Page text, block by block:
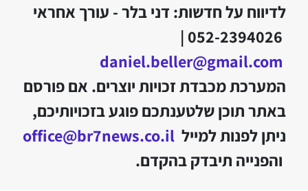
לדיווח על חדשות: דני בלר - עורך אחראי
052-2394026 |
daniel.beller@gmail.com
המערכת מכבדת זכויות יוצרים. אם פורסם
באתר תוכן שלטענתכם פוגע בזכויותיכם,
ניתן לפנות למייל office@br7news.co.il
והפנייה תיבדק בהקדם.